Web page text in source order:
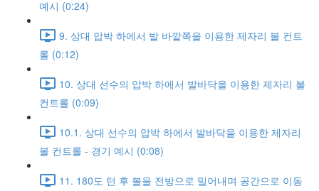
예시 (0:24)
9. 상대 압박 하에서 발 바깥쪽을 이용한 제자리 볼 컨트
롤 (0:12)
10. 상대 선수의 압박 하에서 발바닥을 이용한 제자리 볼
컨트롤 (0:09)
10.1. 상대 선수의 압박 하에서 발바닥을 이용한 제자리
볼 컨트롤 - 경기 예시 (0:08)
11. 180도 턴 후 볼을 전방으로 밀어내며 공간으로 이동